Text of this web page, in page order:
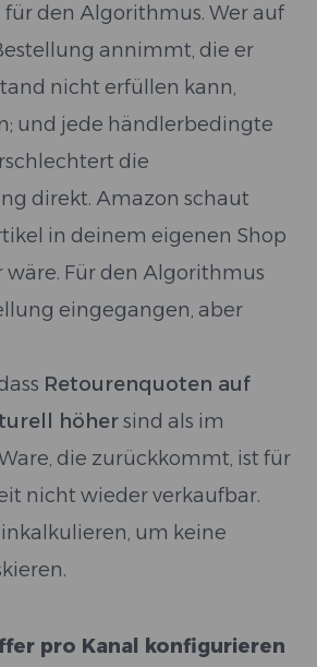
den Algorithmus. Wer auf
annimmt, die er
nicht erfüllen kann,
und jede händlerbedingte
die
direkt. Amazon schaut
in deinem eigenen Shop
wäre. Für den Algorithmus
eingegangen, aber
Retourenquoten auf
höhersind als im
die zurückkommt, ist für
nicht wieder verkaufbar.
um keine
pro Kanal konfigurieren